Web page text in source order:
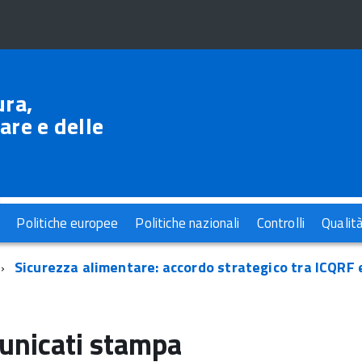
e delle
Politiche europee Politiche nazionali Controlli
Sicurezza alimentare: accordo strategico tra
stampa